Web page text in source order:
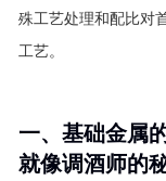
殊工艺处理和配比对
工艺。
一、基础金属
就像调酒师的